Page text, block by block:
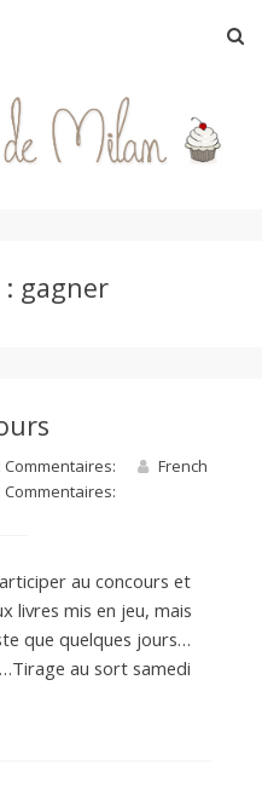
gagner
Commentaires:
French
Commentaires:
au concours et
livres mis en jeu, mais
que quelques jours…
au sort samedi